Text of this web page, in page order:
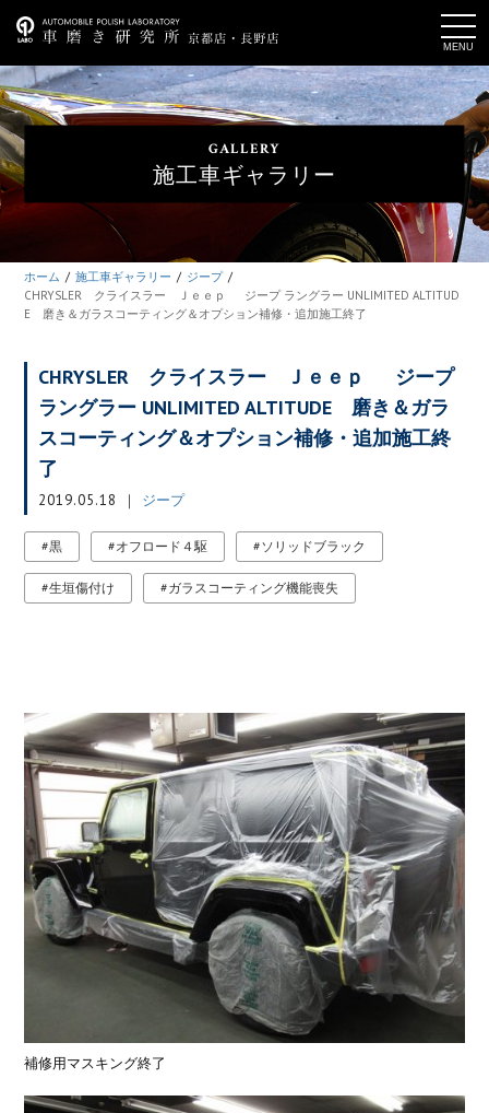
t
o
g
g
l
e
n
a
a
t
i
o
n
GALLERY
施工車ギャラリー
ホーム 施工車ギャラリー
ジープ
CHRYSLER クライスラー Ｊｅｅｐ ジープ ラングラー UNLIMITED ALTITUD
E 磨き＆ガラスコーティング＆オプション補修・追加施工終了
CHRYSLER クライスラー Ｊｅｅｐ ジープ
ラングラー UNLIMITED ALTITUDE 磨き＆ガラ
スコーティング＆オプション補修・追加施工終
了
2019.05.18 ジープ
黒 オフロード４駆 ソリッドブラック
生垣傷付け ガラスコーティング機能喪失
補修用マスキング終了